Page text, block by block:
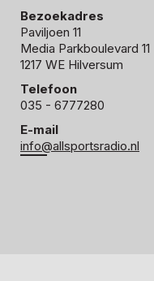
Bezoekadres
Paviljoen 11
Media Parkboulevard 11
1217 WE Hilversum
Telefoon
035 - 6777280
E-mail
info@allsportsradio.nl